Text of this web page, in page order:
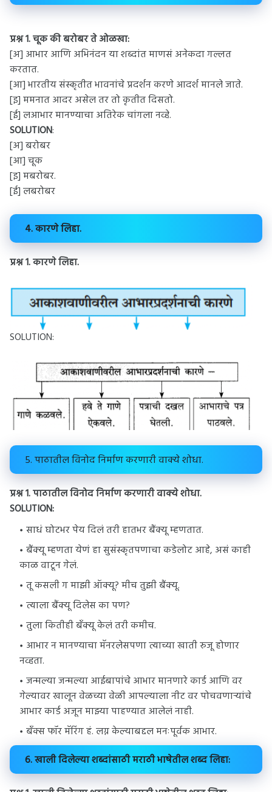
प्रश्न 1.चूक की बरोबर ते ओळखा:
[अ] आभार आणि अभिनंदन या शब्दांत माणसं अनेकदा गल्लत
करतात.
[आ] भारतीय संस्कृतीत भावनांचे प्रदर्शन करणे आदर्श मानले जाते.
[इ] ममनात आदर असेल तर तो कृतीत दिसतो.
[ई] लआभार मानण्याचा अतिरेक चांगला नव्हे.
SOLUTION:
[अ] बरोबर
[आ] चूक
[इ] मबरोबर.
[ई] लबरोबर
4. कारणे लिहा.
प्रश्न 1.कारणे लिहा.
SOLUTION:
5. पाठातील विनोद निर्माण करणारी वाक्ये शोधा.
प्रश्न 1.पाठातील विनोद निर्माण करणारी वाक्ये शोधा.
SOLUTION:
साधं घोटभर पेय दिलं तरी हातभर बैंक्यू म्हणतात.
बैंक्यू म्हणता येणं हा सुसंस्कृतपणाचा कडेलोट आहे, असं काही
काळ वाटून गेलं.
तू कसली ग माझी ऑक्यू? मीच तुझी बैंक्यू.
त्याला बैंक्यू दिलेस का पण?
तुला कितीही बँक्यू केलं तरी कमीच.
आभार न मानण्याचा मॅनरलेसपणा त्याच्या खाती रुजू होणार
नव्हता.
जन्मल्या जन्मल्या आईबापांचे आभार मानणारे कार्ड आणि वर
गेल्यावर खालून वेळच्या वेळी आपल्याला नीट वर पोचवणाऱ्यांचे
आभार कार्ड अजून माझ्या पाहण्यात आलेलं नाही.
बँक्स फॉर मॅरिंग हं. लग्न केल्याबद्दल मनःपूर्वक आभार.
6. खाली दिलेल्या शब्दांसाठी मराठी भाषेतील शब्द लिहा: